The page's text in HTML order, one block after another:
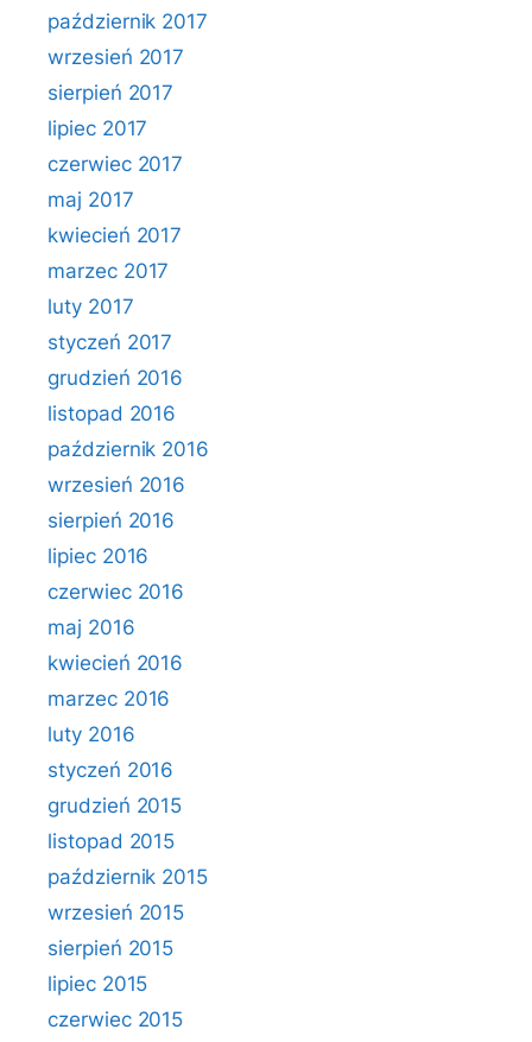
październik 2017
wrzesień 2017
sierpień 2017
lipiec 2017
czerwiec 2017
maj 2017
kwiecień 2017
marzec 2017
luty 2017
styczeń 2017
grudzień 2016
listopad 2016
październik 2016
wrzesień 2016
sierpień 2016
lipiec 2016
czerwiec 2016
maj 2016
kwiecień 2016
marzec 2016
luty 2016
styczeń 2016
grudzień 2015
listopad 2015
październik 2015
wrzesień 2015
sierpień 2015
lipiec 2015
czerwiec 2015